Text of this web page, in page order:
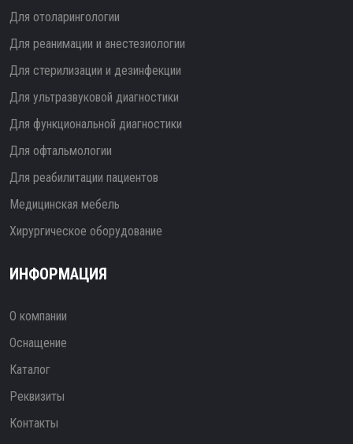
Для отоларингологии
Для реанимации и анестезиологии
Для стерилизации и дезинфекции
Для ультразвуковой диагностики
Для функциональной диагностики
Для офтальмологии
Для реабилитации пациентов
Медицинская мебель
Хирургическое оборудование
ИНФОРМАЦИЯ
О компании
Оснащение
Каталог
Реквизиты
Контакты